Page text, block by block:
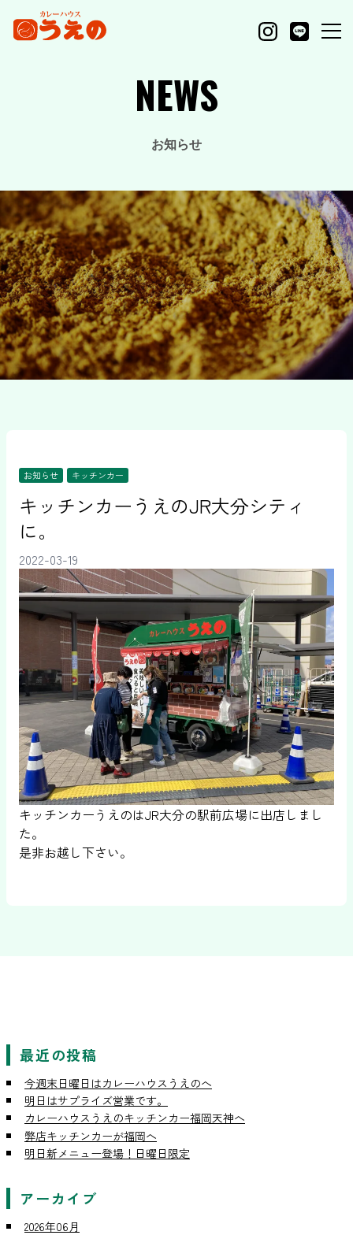
NEWS
お知らせ
お知らせ キッチンカー
キッチンカーうえのJR大分シティ
に。
2022-03-19
キッチンカーうえのはJR大分の駅前広場に出店しまし
た。
是非お越し下さい。
最近の投稿
今週末日曜日はカレーハウスうえのへ
明日はサプライズ営業です。
カレーハウスうえのキッチンカー福岡天神へ
弊店キッチンカーが福岡へ
明日新メニュー登場！日曜日限定
アーカイブ
2026年06月